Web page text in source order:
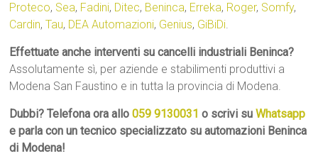
Proteco, Sea, Fadini, Ditec, Beninca, Erreka, Roger, Somfy,
Cardin,Tau, DEA Automazioni, Genius, GiBiDi.
Effettuate anche interventi su cancelli industriali Beninca?
Assolutamente sì, per aziende e stabilimenti produttivi a
Modena San Faustino e in tutta la provincia di Modena.
Dubbi? Telefona ora allo059 9130031 o scrivi suWhatsapp
e parla con un tecnico specializzato su automazioni Beninca
di Modena!